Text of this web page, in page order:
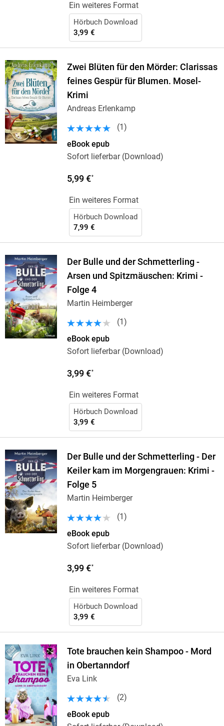
Ein weiteres Format
Hörbuch Download
3,99 €
Zwei Blüten für den Mörder: Clarissas
feines Gespür für Blumen. Mosel-
Krimi
Andreas Erlenkamp
(1 )
eBook epub
Sofort lieferbar (Download)
5,99 €*
Ein weiteres Format
Hörbuch Download
7,99 €
Der Bulle und der Schmetterling -
Arsen und Spitzmäuschen: Krimi -
Folge 4
Martin Heimberger
(1 )
eBook epub
Sofort lieferbar (Download)
3,99 €*
Ein weiteres Format
Hörbuch Download
3,99 €
Der Bulle und der Schmetterling - Der
Keiler kam im Morgengrauen: Krimi -
Folge 5
Martin Heimberger
(1 )
eBook epub
Sofort lieferbar (Download)
3,99 €*
Ein weiteres Format
Hörbuch Download
3,99 €
Tote brauchen kein Shampoo - Mord
in Obertanndorf
Eva Link
(2)
eBook epub